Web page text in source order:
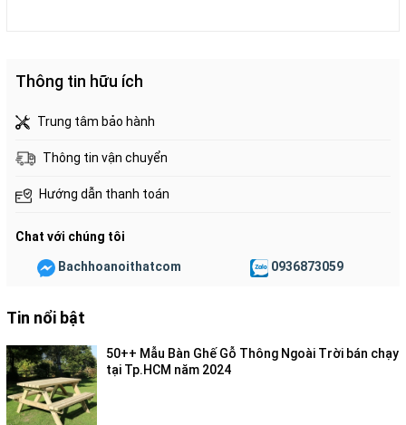
Thông tin hữu ích
Trung tâm bảo hành
Thông tin vận chuyển
Hướng dẫn thanh toán
Chat với chúng tôi
Bachhoanoithatcom 0936873059
Tin nổi bật
50++ Mẫu Bàn Ghế Gỗ Thông Ngoài Trời bán chạy
tại Tp.HCM năm 2024